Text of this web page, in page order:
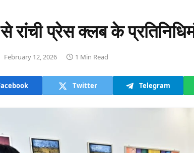
रांची प्रेस क्लब के
February 12, 2026 1 Min Read
Twitter Telegram